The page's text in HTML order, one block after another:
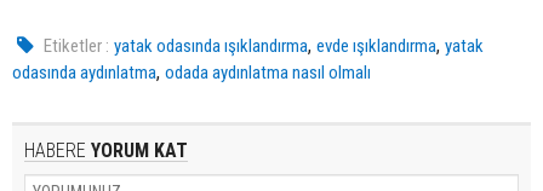
Etiketler : yatak odasında ışıklandırma,evde ışıklandırma,yatak
odasında aydınlatma, odada aydınlatma nasıl olmalı
HABERE YORUM KAT